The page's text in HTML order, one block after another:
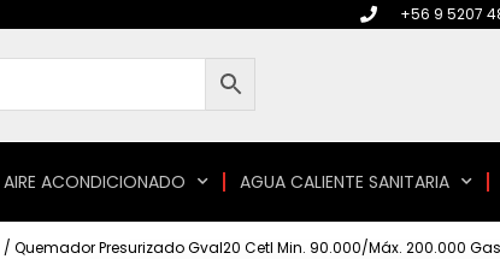
+56 9 5207
AIRE ACONDICIONADO AGUA CALIENTE SANITARIA
/ Quemador Presurizado Gval20 Cetl Min. 90.000/Máx. 200.000